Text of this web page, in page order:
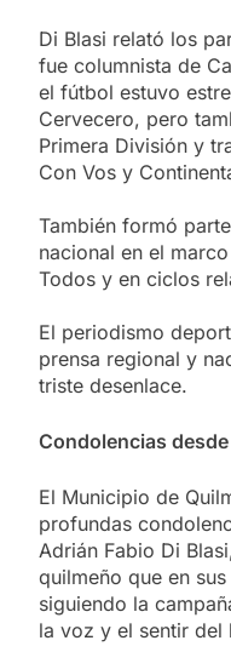
Di Blasi relató los
fue columnista de
el fútbol estuvo
Cervecero, pero
Primera División y
Con Vos y
También formó
nacional en el
Todos y en ciclos
El periodismo
prensa regional y
triste desenlace.
Condolencias
El Municipio de
profundas
Adrián Fabio Di
quilmeño que en
siguiendo la
la voz y el sentir del